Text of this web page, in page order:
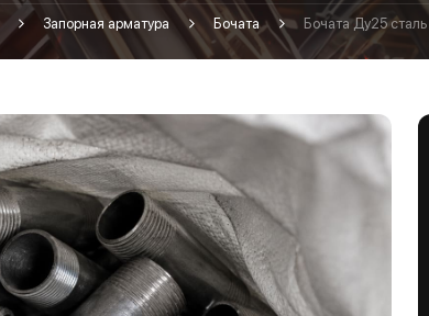
Запорная арматура Бочата Бочата Ду25